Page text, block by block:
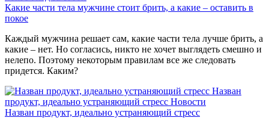
Какие части тела мужчине стоит брить, а какие – оставить в
покое
Каждый мужчина решает сам, какие части тела лучше брить, а
какие – нет. Но согласись, никто не хочет выглядеть смешно и
нелепо. Поэтому некоторым правилам все же следовать
придется. Каким?
Назван
продукт, идеально устраняющий стресс Новости
Назван продукт, идеально устраняющий стресс